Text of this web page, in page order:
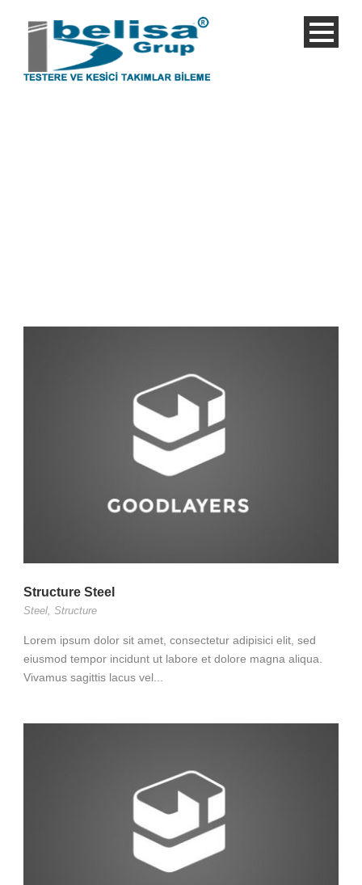
Structure Steel
Steel Structure
Lorem ipsum dolor sit amet, consectetur adipisici elit, sed
eiusmod tempor incidunt ut labore et dolore magna aliqua.
Vivamus sagittis lacus vel...